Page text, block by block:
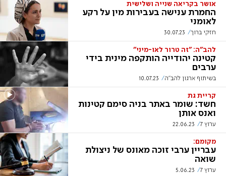
אושר בקריאה שנייה ושלישית
החמרת ענישה בעבירות מין על רקע
לאומני
חזקי ברוך 30.07.23
להב"ה: "זה טרור לאו-מיני"
קטינה יהודייה הותקפה מינית בידי
ערבים
בשיתוף ארגון להב"ה 10.07.23
קריית גת
חשד: שומר באתר בניה סימם קטינות
ואנס אותן
ערוץ 7 22.06.23
מקומם:
עבריין ערבי זוכה מאונס של ניצולת
שואה
ערוץ 7 5.06.23